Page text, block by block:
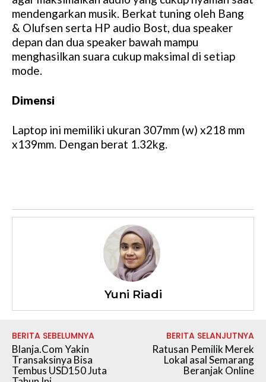
mendengarkan musik. Berkat tuning oleh Bang
& Olufsen serta HP audio Bost, dua speaker
depan dan dua speaker bawah mampu
menghasilkan suara cukup maksimal di setiap
mode.
Dimensi
Laptop ini memiliki ukuran 307mm (w) x218 mm
x139mm. Dengan berat 1.32kg.
Yuni Riadi
BERITA SEBELUMNYA
Blanja.Com Yakin
Transaksinya Bisa
Tembus USD150 Juta
BERITA SELANJUTNYA
Ratusan Pemilik Merek
Lokal asal Semarang
Beranjak Online